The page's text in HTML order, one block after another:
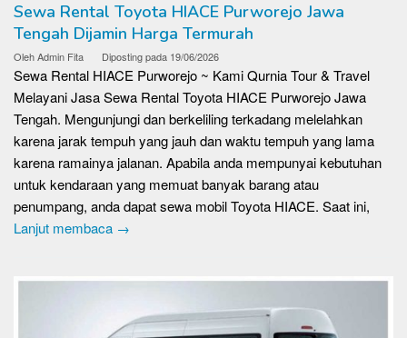
Sewa Rental Toyota HIACE Purworejo Jawa
Tengah Dijamin Harga Termurah
OlehAdmin Fita Diposting pada 19/06/2026
Sewa Rental HIACE Purworejo ~ Kami Qurnia Tour & Travel
Melayani Jasa Sewa Rental Toyota HIACE Purworejo Jawa
Tengah. Mengunjungi dan berkeliling terkadang melelahkan
karena jarak tempuh yang jauh dan waktu tempuh yang lama
karena ramainya jalanan. Apabila anda mempunyai kebutuhan
untuk kendaraan yang memuat banyak barang atau
penumpang, anda dapat sewa mobil Toyota HIACE. Saat ini,
Lanjut membaca →